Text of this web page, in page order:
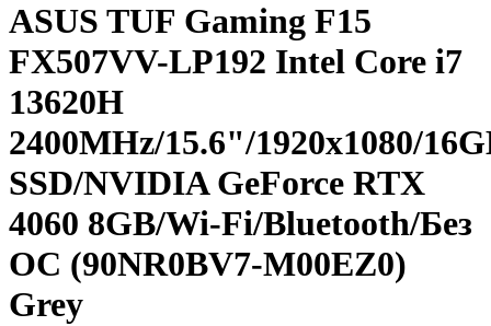
ASUS TUF Gaming F15
FX507VV-LP192 Intel Core i7
13620H
2400MHz/15.6"/1920x1080/
SSD/NVIDIA GeForce RTX
4060 8GB/Wi-Fi/Bluetooth/Без
ОС (90NR0BV7-M00EZ0)
Grey